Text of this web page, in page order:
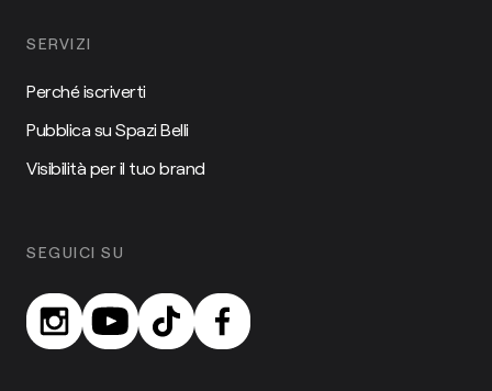
SERVIZI
Perché iscriverti
Pubblica su Spazi Belli
Visibilità per il tuo brand
SEGUICI SU